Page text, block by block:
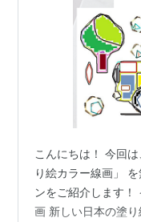
こんにちは！ 今回
り絵カラー線画」
ンをご紹介します！
画 新しい日本の塗